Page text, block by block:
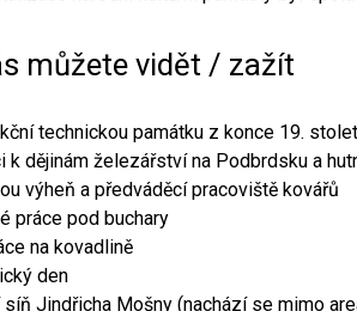
můžete vidět / zažít
technickou památku z konce 19.
k dějinám železářství na Podbrdsku a
výheň a předváděcí pracoviště kovářů
práce pod buchary
na kovadlině
den
síň Jindřicha Mošny (nachází se mimo